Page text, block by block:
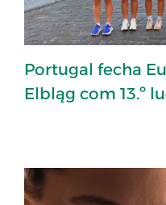
Portugal fecha
Elbląg com 13.º